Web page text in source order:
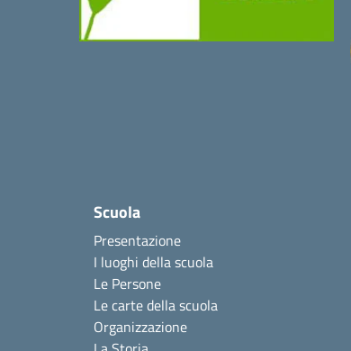
Scuola
Presentazione
I luoghi della scuola
Le Persone
Le carte della scuola
Organizzazione